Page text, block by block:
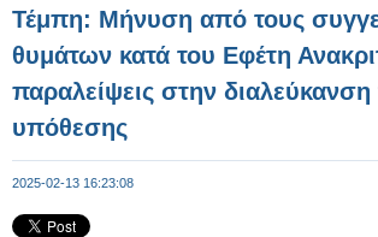
Τέμπη: Μήνυση από τους
θυμάτων κατά του Εφέτη
παραλείψεις στην διαλεύκανση
υπόθεσης
2025-02-13 16:23:08